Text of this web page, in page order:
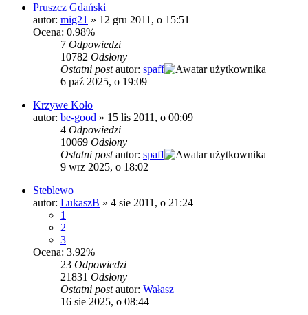
Pruszcz Gdański
autor: mig21 » 12 gru 2011, o 15:51
Ocena: 0.98%
7 Odpowiedzi
10782 Odsłony
Ostatni postautor: spaff
6 paź 2025, o 19:09
Krzywe Koło
autor: be-good » 15 lis 2011, o 00:09
4 Odpowiedzi
10069 Odsłony
Ostatni postautor: spaff
9 wrz 2025, o 18:02
Steblewo
autor: LukaszB » 4 sie 2011, o 21:24
1
2
3
Ocena: 3.92%
23 Odpowiedzi
21831 Odsłony
Ostatni postautor: Wałasz
16 sie 2025, o 08:44